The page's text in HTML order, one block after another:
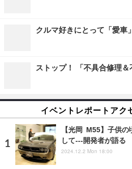
クルマ好きにとって「愛車
ストップ！ 「不具合修理＆
イベントレポートアク
【光岡 M55】子供
して---開発者が語る
2024.12.2 Mon 18:00